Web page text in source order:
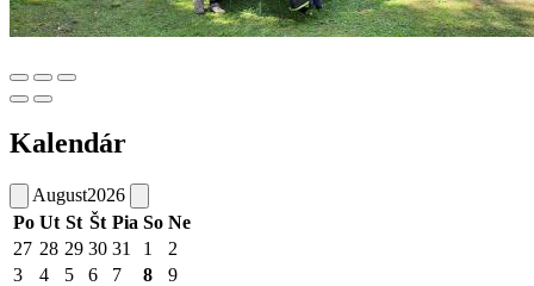
Kalendár
August2026
Po Ut St Št Pia So Ne
27 28 29 30 31 1
2
3
4 5 6 7 8
9